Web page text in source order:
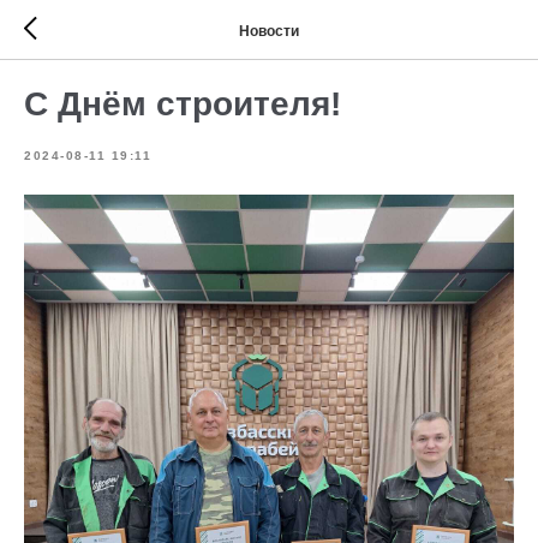
Новости
С Днём строителя!
2024-08-11 19:11